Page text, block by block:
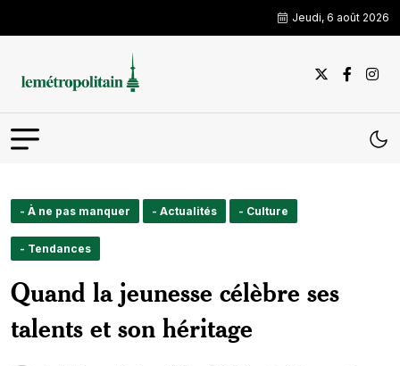
Jeudi, 6 août 2026
- À ne pas manquer - Actualités - Culture
- Tendances
Quand la jeunesse célèbre ses
talents et son héritage